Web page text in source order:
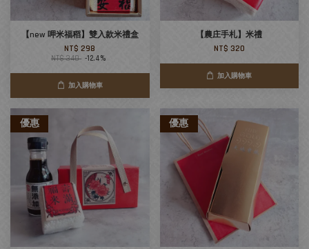
【new 呷米福稻】雙入款米禮盒
NT$ 298
NT$ 340 -12.4%
加入購物車
【農庄手札】米禮
NT$ 320
加入購物車
優惠 優惠